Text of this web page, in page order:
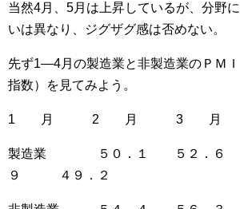
当然4月、5月は上昇しているが、分野
いは異なり、ジグザグ感は否めない。
先ず1―4月の製造業と非製造業のＰＭ
指数）を見てみよう。
1 月 2 月 3 月
製造業 ５０．１ ５２．６
９ ４９．２